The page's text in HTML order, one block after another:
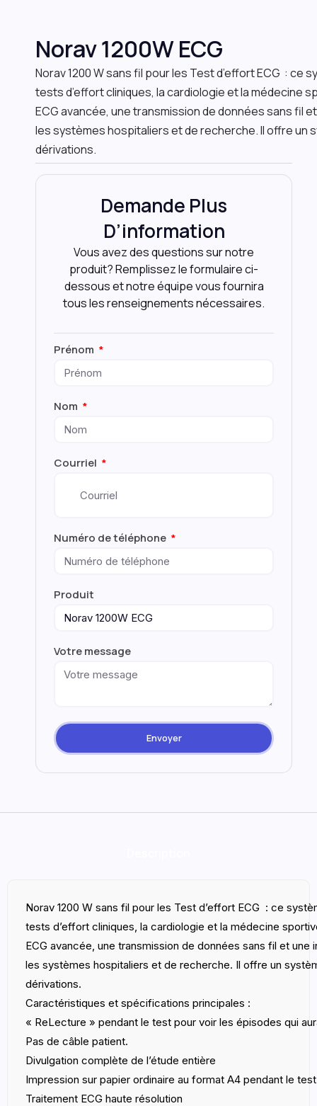
Norav 1200W ECG
Norav 1200 W sans fil pour les Test d’effort ECG : ce
tests d’effort cliniques, la cardiologie et la médecine
ECG avancée, une transmission de données sans fil
les systèmes hospitaliers et de recherche. Il offre un
dérivations.
Demande Plus
D’information
Vous avez des questions sur notre
produit? Remplissez le formulaire ci-
dessous et notre équipe vous fournira
tous les renseignements nécessaires.
Prénom
Nom
Courriel
Numéro de téléphone
Produit
Votre message
Envoyer
Norav 1200 W sans fil pour les Test d’effort ECG : ce
tests d’effort cliniques, la cardiologie et la médecine
ECG avancée, une transmission de données sans fil et
les systèmes hospitaliers et de recherche. Il offre un
dérivations.
Caractéristiques et spécifications principales :
« ReLecture » pendant le test pour voir les épisodes qui
Pas de câble patient.
Divulgation complète de l’étude entière
Impression sur papier ordinaire au format A4 pendant le test
Traitement ECG haute résolution